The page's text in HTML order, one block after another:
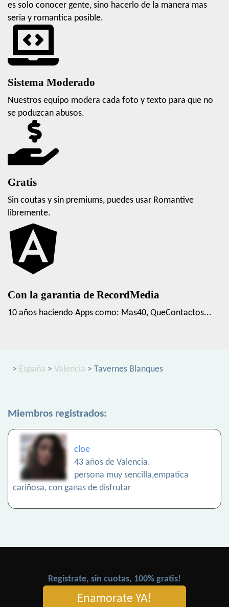
es solo conocer gente, sino hacerlo de la manera mas
seria y romantica posible.
Sistema Moderado
Nuestros equipo modera cada foto y texto para que no
se poduzcan abusos.
Gratis
Sin coutas y sin premiums, puedes usar Romantive
libremente.
Con la garantia de RecordMedia
10 años haciendo Apps como: Mas40, QueContactos...
> España > Valencia > Tavernes Blanques
Miembros registrados:
cloe
43 años de Valencia.
persona muy sencilla,empatica
cariñosa, con ganas de disfrutar
Registrate, sin cuotas, 100% gratis!
Enamorate YA!